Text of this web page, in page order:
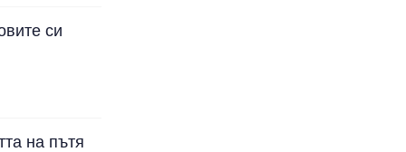
си
на пътя